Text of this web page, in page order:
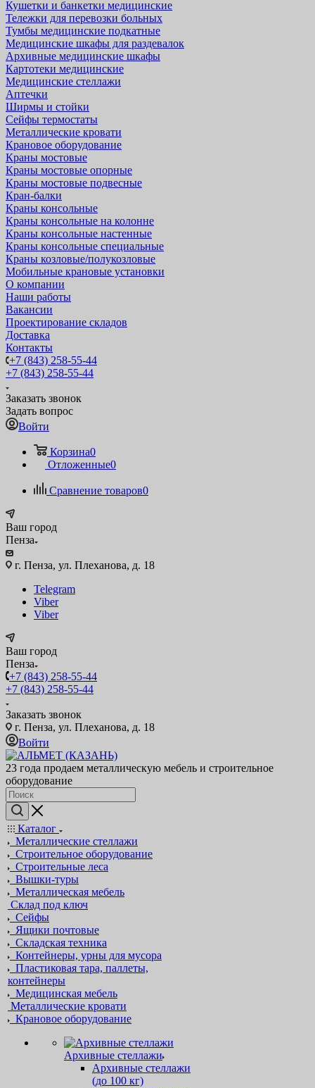
Кушетки и банкетки медицинские
Тележки для перевозки больных
Тумбы медицинские подкатные
Медицинские шкафы для раздевалок
Архивные медицинские шкафы
Картотеки медицинские
Медицинские стеллажи
Аптечки
Ширмы и стойки
Сейфы термостаты
Металлические кровати
Крановое оборудование
Краны мостовые
Краны мостовые опорные
Краны мостовые подвесные
Кран-балки
Краны консольные
Краны консольные на колонне
Краны консольные настенные
Краны консольные специальные
Краны козловые/полукозловые
Мобильные крановые установки
О компании
Наши работы
Вакансии
Проектирование складов
Доставка
Контакты
+7 (843) 258-55-44
+7 (843) 258-55-44
Заказать звонок
Задать вопрос
Войти
Корзина0
Отложенные0
Сравнение товаров0
Ваш город
Пенза
г. Пенза, ул. Плеханова, д. 18
Telegram
Viber
Viber
Ваш город
Пенза
+7 (843) 258-55-44
+7 (843) 258-55-44
Заказать звонок
г. Пенза, ул. Плеханова, д. 18
Войти
23 года продаем металлическую мебель и строительное
оборудование
Каталог
Металлические стеллажи
Строительное оборудование
Строительные леса
Вышки-туры
Металлическая мебель
Склад под ключ
Сейфы
Ящики почтовые
Складская техника
Контейнеры, урны для мусора
Пластиковая тара, паллеты,
контейнеры
Медицинская мебель
Металлические кровати
Крановое оборудование
Архивные стеллажи
Архивные стеллажи
(до 100 кг)